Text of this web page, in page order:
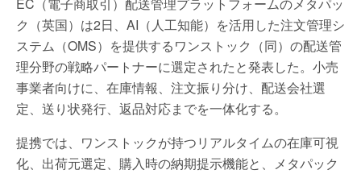
ク（英国）は2日、AI（人工知能）を活用した注文管理シ
ステム（OMS）を提供するワンストック（同）の配送管
理分野の戦略パートナーに選定されたと発表した。小売
事業者向けに、在庫情報、注文振り分け、配送会社選
定、送り状発行、返品対応までを一体化する。
提携では、ワンストックが持つリアルタイムの在庫可視
化、出荷元選定、購入時の納期提示機能と、メタパック